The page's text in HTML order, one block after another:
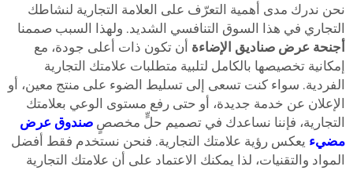
ندرك مدى أهمية التعرّف على العلامة التجارية لنشاطك
في هذا السوق التنافسي الشديد. ولهذا السبب صممنا
عرض صناديق الإضاءةأن تكون ذات أعلى جودة، مع
تخصيصها بالكامل لتلبية متطلبات علامتك التجارية
سواء كنت تسعى إلى تسليط الضوء على منتج معين، أو
عن خدمة جديدة، أو حتى رفع مستوى الوعي بعلامتك
فإننا نساعدك في تصميم حلٍّ مخصصٍ صندوق عرض
يعكس رؤية علامتك التجارية. فنحن نستخدم فقط أفضل
والتقنيات، لذا يمكنك الاعتماد على أن علامتك التجارية